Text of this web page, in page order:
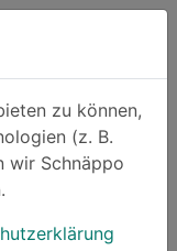
springen
zu können,
(z. B.
wir Schnäppo
Suchen